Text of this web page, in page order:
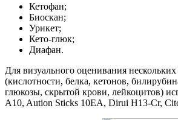
Кетофан;
Биоскан;
Урикет;
Кето-глюк;
Диафан.
Для визуального оценивания
(кислотности, белка, кетонов,
глюкозы, скрытой крови, лейкоцитов)
A10, Aution Sticks 10EA, Dirui H13-Cr,